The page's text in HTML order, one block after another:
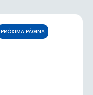
PRÓXIMA PÁGINA